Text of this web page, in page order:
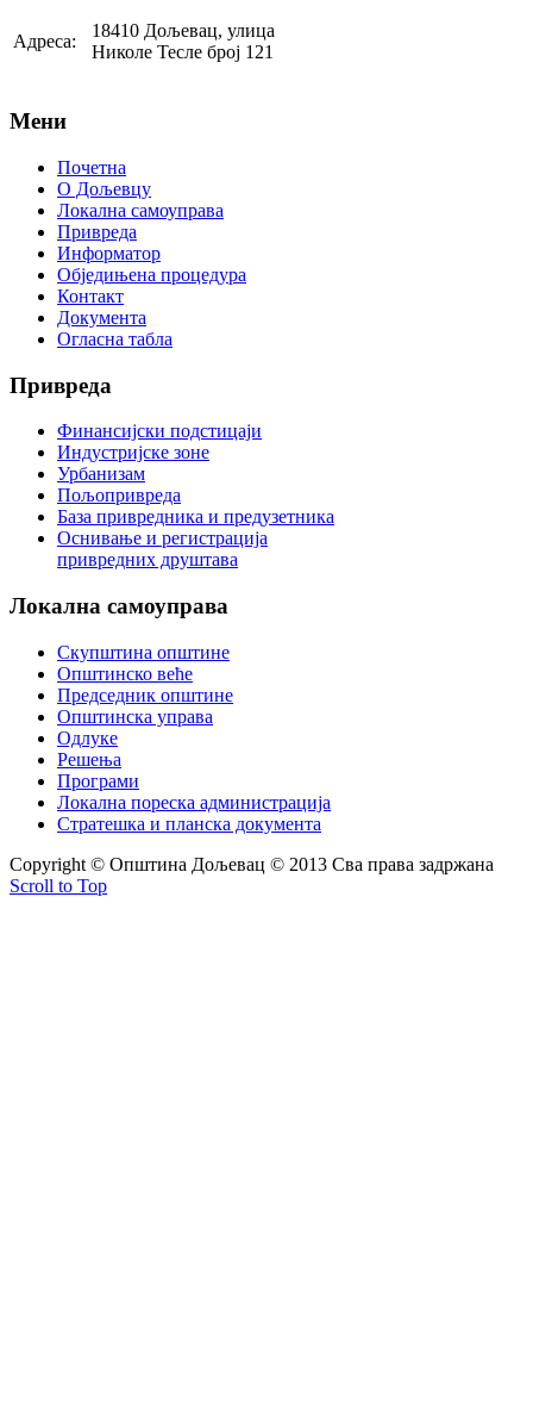
Адреса:
18410 Дољевац, улица
Николе Тесле број 121
Мени
Почетна
О Дољевцу
Локална самоуправа
Привреда
Информатор
Обједињена процедура
Контакт
Документа
Огласна табла
Привреда
Финансијски подстицаји
Индустријске зоне
Урбанизам
Пољопривреда
База привредника и предузетника
Оснивање и регистрација
привредних друштава
Локална самоуправа
Скупштина општине
Општинско веће
Председник општине
Општинска управа
Одлуке
Решења
Програми
Локална пореска администрација
Стратешка и планска документа
Copyright © Oпштина Дољевац © 2013 Сва права задржана
Scroll to Top